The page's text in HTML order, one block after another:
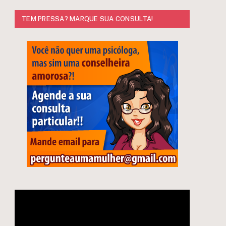
TEM PRESSA? MARQUE SUA CONSULTA!